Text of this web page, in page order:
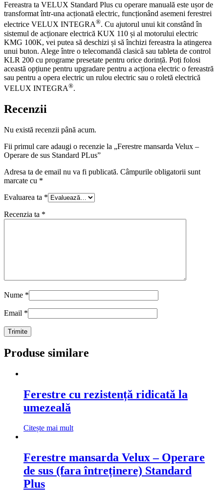
Fereastra ta VELUX Standard Plus cu operare manuală este ușor de
transformat într-una acționată electric, funcționând asemeni ferestrei
electrice VELUX INTEGRA®. Cu ajutorul unui kit constând în
sistemul de acționare electrică KUX 110 și al motorului electric
KMG 100K, vei putea să deschizi și să închizi fereastra la atingerea
unui buton. Alege între o telecomandă clasică sau tableta de control
KLR 200 cu programe presetate pentru orice dorință. Poți folosi
această opțiune pentru upgradare pentru a acționa electric o fereastră
sau pentru a opera electric un rulou electric sau o roletă electrică
VELUX INTEGRA®.
Recenzii
Nu există recenzii până acum.
Fii primul care adaugi o recenzie la „Ferestre mansarda Velux –
Operare de sus Standard PLus”
Adresa ta de email nu va fi publicată. Câmpurile obligatorii sunt
marcate cu *
Evaluarea ta *
Recenzia ta *
Nume *
Email *
Produse similare
Ferestre cu rezistență ridicată la
umezeală
Citește mai mult
Ferestre mansarda Velux – Operare
de sus (fara întreținere) Standard
Plus